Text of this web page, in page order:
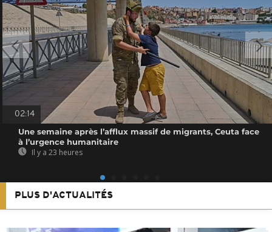
02:14
Une semaine après l’afflux massif de migrants, Ceuta face
à l’urgence humanitaire
Il y a 23 heures
PLUS D'ACTUALITÉS